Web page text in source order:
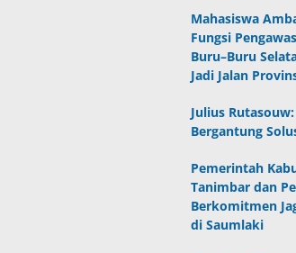
Mahasiswa
Fungsi
Buru–Buru
Jadi Jalan
Julius
Bergantung
Pemerintah
Tanimbar dan
Berkomitmen
di Saumlaki